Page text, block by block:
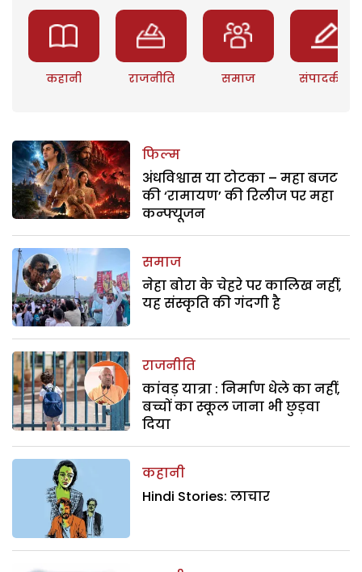
कहानी राजनीति समाज संपादकीय
फिल्म
अंधविश्वास या टोटका – महा बजट
की ‘रामायण’ की रिलीज पर महा
कन्फ्यूजन
समाज
नेहा बोरा के चेहरे पर कालिख नहीं,
यह संस्कृति की गंदगी है
राजनीति
कांवड़ यात्रा : निर्माण धेले का नहीं,
बच्चों का स्कूल जाना भी छुड़वा
दिया
कहानी
Hindi Stories: लाचार